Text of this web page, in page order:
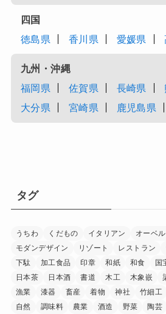
四国
徳島県
香川県 愛媛県
九州・沖縄
福岡県
佐賀県 長崎県
大分県
宮崎県 鹿児島県
タグ
うちわ くだもの イタリアン オーベ
モダンデザイン
リゾート レストラン
下駄
加工食品 印章 和紙 和食 国
日本茶
日本酒 書道 木工 木象嵌
漁業
漆器 畜産 着物 神社 竹細工
自然
調味料 農業 酒造 野菜 陶芸